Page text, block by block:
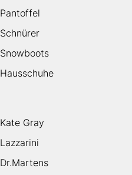
Pantoffel
Schnürer
Snowboots
Hausschuhe
Kate Gray
Lazzarini
Dr.Martens